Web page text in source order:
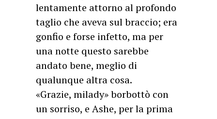
lentamente attorno al profondo
taglio che aveva sul braccio; era
gonfio e forse infetto, ma per
una notte questo sarebbe
andato bene, meglio di
qualunque altra cosa.
«Grazie, milady» borbottò con
un sorriso, e Ashe, per la prima